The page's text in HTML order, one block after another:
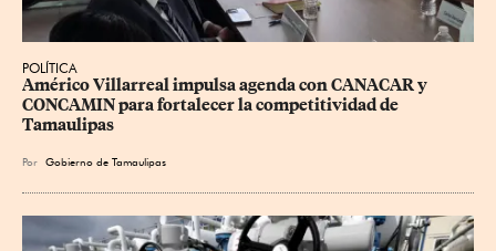
POLÍTICA
Américo Villarreal impulsa agenda con CANACAR y
CONCAMIN para fortalecer la competitividad de
Tamaulipas
Por Gobierno de Tamaulipas